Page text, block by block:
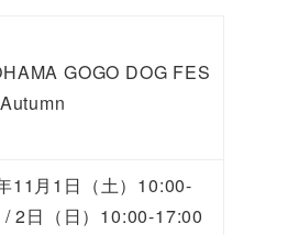
GOGO DOG FES
11月1日（土）10:00-
2日（日）10:00-17:00